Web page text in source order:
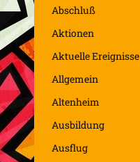
Abschluß
Aktionen
Aktuelle Ereignisse
Allgemein
Altenheim
Ausbildung
Ausflug